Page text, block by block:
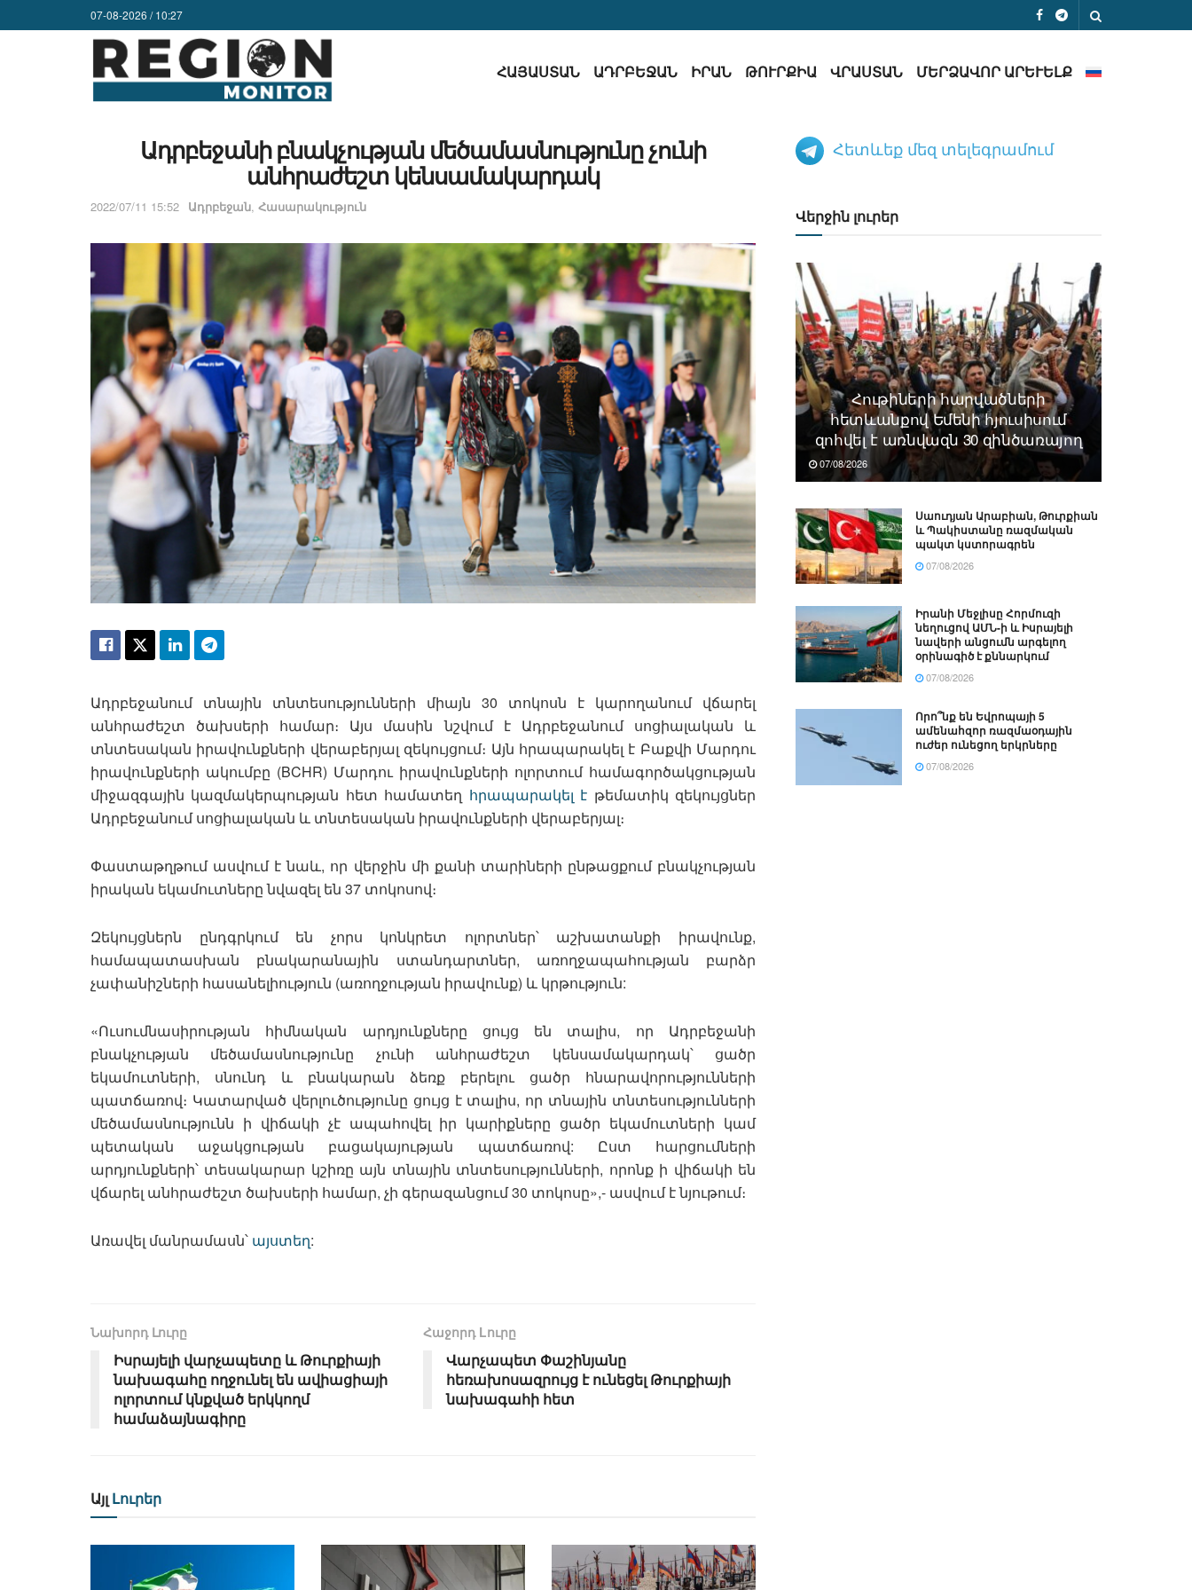
07-08-2026 / 10:27
ՀԱՅԱՍՏԱՆ ԱԴՐԲԵՋԱՆ ԻՐԱՆ ԹՈՒՐՔԻԱ ՎՐԱՍՏԱՆ ՄԵՐՁԱՎՈՐ ԱՐԵՒԵԼՔ
Ադրբեջանի բնակչության մեծամասնությունը չունի
անհրաժեշտ կենսամակարդակ
2022/07/11 15:52 Ադրբեջան, Հասարակություն
Ադրբեջանում տնային տնտեսությունների միայն 30 տոկոսն է կարողանում վճարել
անհրաժեշտ ծախսերի համար։ Այս մասին նշվում է Ադրբեջանում սոցիալական և
տնտեսական իրավունքների վերաբերյալ զեկույցում։ Այն հրապարակել է Բաքվի Մարդու
իրավունքների ակումբը (BCHR) Մարդու իրավունքների ոլորտում համագործակցության
միջազգային կազմակերպության հետ համատեղ հրապարակել է թեմատիկ զեկույցներ
Ադրբեջանում սոցիալական և տնտեսական իրավունքների վերաբերյալ։
Փաստաթղթում ասվում է նաև, որ վերջին մի քանի տարիների ընթացքում բնակչության
իրական եկամուտները նվազել են 37 տոկոսով։
Զեկույցներն ընդգրկում են չորս կոնկրետ ոլորտներ՝ աշխատանքի իրավունք,
համապատասխան բնակարանային ստանդարտներ, առողջապահության բարձր
չափանիշների հասանելիություն (առողջության իրավունք) և կրթություն:
«Ուսումնասիրության հիմնական արդյունքները ցույց են տալիս, որ Ադրբեջանի
բնակչության մեծամասնությունը չունի անհրաժեշտ կենսամակարդակ՝ ցածր
եկամուտների, սնունդ և բնակարան ձեռք բերելու ցածր հնարավորությունների
պատճառով։ Կատարված վերլուծությունը ցույց է տալիս, որ տնային տնտեսությունների
մեծամասնությունն ի վիճակի չէ ապահովել իր կարիքները ցածր եկամուտների կամ
պետական ​​աջակցության բացակայության պատճառով: Ըստ հարցումների
արդյունքների՝ տեսակարար կշիռը այն տնային տնտեսությունների, որոնք ի վիճակի են
վճարել անհրաժեշտ ծախսերի համար, չի գերազանցում 30 տոկոսը»,- ասվում է նյութում։
Առավել մանրամասն՝ այստեղ:
Նախորդ Լուրը
Իսրայելի վարչապետը և Թուրքիայի
նախագահը ողջունել են ավիացիայի
ոլորտում կնքված երկկողմ
համաձայնագիրը
Հաջորդ Lուրը
Վարչապետ Փաշինյանը
հեռախոսազրույց է ունեցել Թուրքիայի
նախագահի հետ
Այլ Լուրեր
Հետևեք մեզ տելեգրամում
Վերջին լուրեր
Հութիների հարվածների
հետևանքով Եմենի հյուսիսում
զոհվել է առնվազն 30 զինծառայող
07/08/2026
Սաուդյան Արաբիան, Թուրքիան
և Պակիստանը ռազմական
պակտ կստորագրեն
07/08/2026
Իրանի Մեջլիսը Հորմուզի
նեղուցով ԱՄՆ-ի և Իսրայելի
նավերի անցումն արգելող
օրինագիծ է քննարկում
07/08/2026
Որո՞նք են Եվրոպայի 5
ամենահզոր ռազմաօդային
ուժեր ունեցող երկրները
07/08/2026